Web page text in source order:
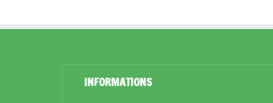
INFORMATIONS